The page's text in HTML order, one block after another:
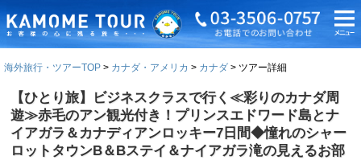
海外旅行・ツアーTOP カナダ・アメリカ カナダ ツアー詳細
【ひとり旅】ビジネスクラスで行く≪彩りのカナダ周
遊≫赤毛のアン観光付き！プリンスエドワード島とナ
イアガラ＆カナディアンロッキー7日間◆憧れのシャー
ロットタウンB＆Bステイ＆ナイアガラ滝の見えるお部